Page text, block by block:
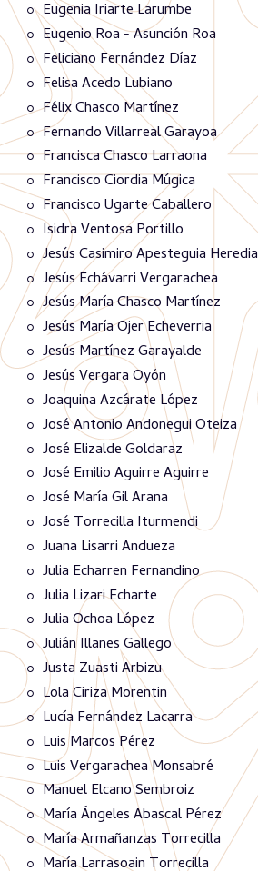
Eugenia Iriarte Larumbe
Eugenio Roa - Asunción Roa
Feliciano Fernández Díaz
Felisa Acedo Lubiano
Félix Chasco Martínez
Fernando Villarreal Garayoa
Francisca Chasco Larraona
Francisco Ciordia Múgica
Francisco Ugarte Caballero
Isidra Ventosa Portillo
Jesús Casimiro Apesteguia Heredia
Jesús Echávarri Vergarachea
Jesús María Chasco Martínez
Jesús María Ojer Echeverria
Jesús Martínez Garayalde
Jesús Vergara Oyón
Joaquina Azcárate López
José Antonio Andonegui Oteiza
José Elizalde Goldaraz
José Emilio Aguirre Aguirre
José María Gil Arana
José Torrecilla Iturmendi
Juana Lisarri Andueza
Julia Echarren Fernandino
Julia Lizari Echarte
Julia Ochoa López
Julián Illanes Gallego
Justa Zuasti Arbizu
Lola Ciriza Morentin
Lucía Fernández Lacarra
Luis Marcos Pérez
Luis Vergarachea Monsabré
Manuel Elcano Sembroiz
María Ángeles Abascal Pérez
María Armañanzas Torrecilla
María Larrasoain Torrecilla